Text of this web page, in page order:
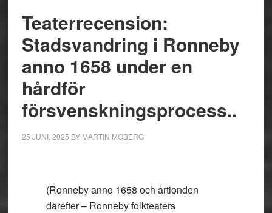
Teaterrecension:
Stadsvandring i Ronneby
anno 1658 under en
hårdför
försvenskningsprocess..
25 JUNI, 2025 BY MARTIN MOBERG
(Ronneby anno 1658 och årtionden
därefter – Ronneby folkteaters